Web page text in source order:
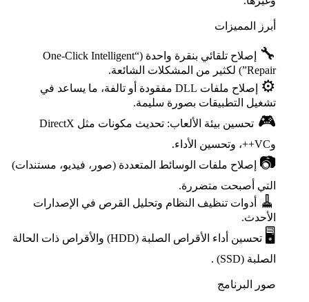
أبرز المميزات
🔧
إصلاح تلقائي بنقرة واحدة (“One-Click Intelligent
Repair”) لكثير من المشكلات الشائعة.
⚙️
إصلاح ملفات DLL مفقودة أو تالفة، ما يساعد في
تشغيل التطبيقات بصورة سليمة.
🎮
تحسين بيئة الألعاب: تحديث مكونات مثل DirectX
وVC++، وتحسين الأداء.
📷 إصلاح ملفات الوسائط المتعددة (صور، فيديو، مستندات)
التي أصبحت متضررة.
🧹️
أدوات تنظيف النظام وتحليل القرص في الإصدارات
الأحدث.
🖥️
تحسين أداء الأقراص الصلبة (HDD) والأقراص ذات الحالة
الصلبة (SSD) .
صور البرنامج